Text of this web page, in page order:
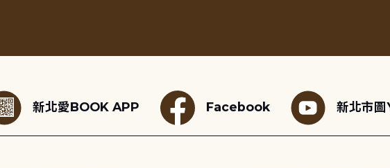
新北愛BOOK APP Facebook 新北市